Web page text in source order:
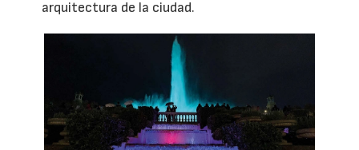
arquitectura de la ciudad.